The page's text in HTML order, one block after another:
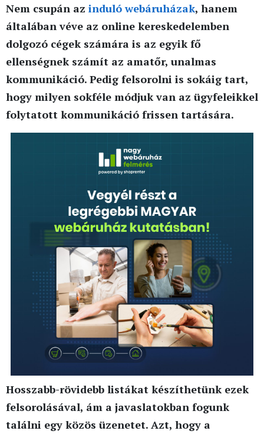
Nem csupán az induló webáruházak, hanem
általában véve az online kereskedelemben
dolgozó cégek számára is az egyik fő
ellenségnek számít az amatőr, unalmas
kommunikáció. Pedig felsorolni is sokáig tart,
hogy milyen sokféle módjuk van az ügyfeleikkel
folytatott kommunikáció frissen tartására.
Hosszabb-rövidebb listákat készíthetünk ezek
felsorolásával, ám a javaslatokban fogunk
találni egy közös üzenetet. Azt, hogy a